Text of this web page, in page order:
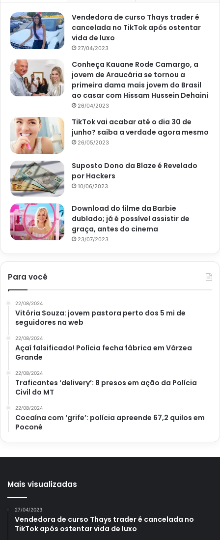
Planta-jade (reprodução Canva pro)
Iluminação e irrigação
Conforme o site Wiki How, aplanta-jadedeve ser mantida
em um local ensolarado. Desta maneira, disponha o vaso
da planta em locais de meia-sombra, de modo que haja a
disposição de luz suficiente, mas que, também, fiquem
sombreadas. A iluminação plena e solar pode levar ao
avermelhamento da folha.
A irrigação, por sua vez, deve ser altamente controlada.
Por serem suculentas, armazenam água em suas
o substrato estiver totalmente seco. Para verificar,
coloque o dedo a cerca de 2,5 cm de profundidade e sinta
a textura do solo.
Tratos culturais
Por fim, ao longo do desenvolvimento daplanta-jade,
possuir uma boa resistência e adaptabilidade, a planta não
tolera temperaturas abaixo dos 13 °C. Assim, em climas
mais frios, proteja devidamente a planta.
Além disso, ao longo dos anos, conduza o replantio,
Vendedora de curso Thays trader é
cancelada no TikTok após ostentar
vida de luxo
27/04/2023
Conheça Kauane Rode Camargo, a
jovem de Araucária se tornou a
primeira dama mais jovem do Brasil
ao casar com Hissam Hussein Dehaini
26/04/2023
TikTok vai acabar até o dia 30 de
junho? saiba a verdade agora mesmo
26/05/2023
Suposto Dono da Blaze é Revelado
por Hackers
10/06/2023
Download do filme da Barbie
dublado; já é possível assistir de
graça, antes do cinema
23/07/2023
Para você
22/08/2024
Vitória Souza: jovem pastora perto dos 5 mi de
seguidores na web
22/08/2024
Açaí falsificado! Polícia fecha fábrica em Várzea
Grande
22/08/2024
Traficantes ‘delivery’: 8 presos em ação da Polícia
Civil do MT
22/08/2024
Cocaína com ‘grife’: polícia apreende 67,2 quilos em
Poconé
Mais visualizadas
27/04/2023
Vendedora de curso Thays trader é cancelada no
TikTok após ostentar vida de luxo